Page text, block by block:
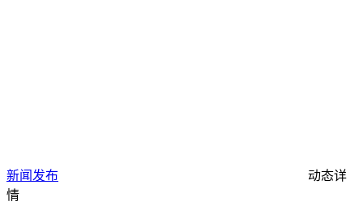
新闻发布
动态详
情